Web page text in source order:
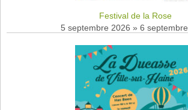
Festival de la Rose
5 septembre 2026 » 6